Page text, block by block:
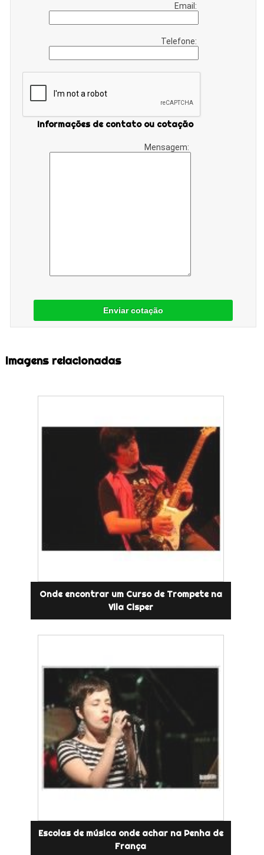
Email:
Telefone:
Informações de contato ou cotação
Mensagem:
Enviar cotação
Imagens relacionadas
Onde encontrar um Curso de Trompete na
Vila Cisper
Escolas de música onde achar na Penha de
França